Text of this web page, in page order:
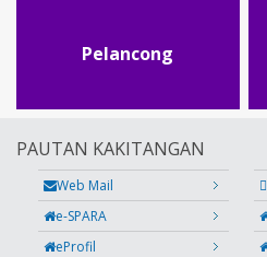
Pelancong
PAUTAN KAKITANGAN
Web Mail
e-SPARA
eProfil